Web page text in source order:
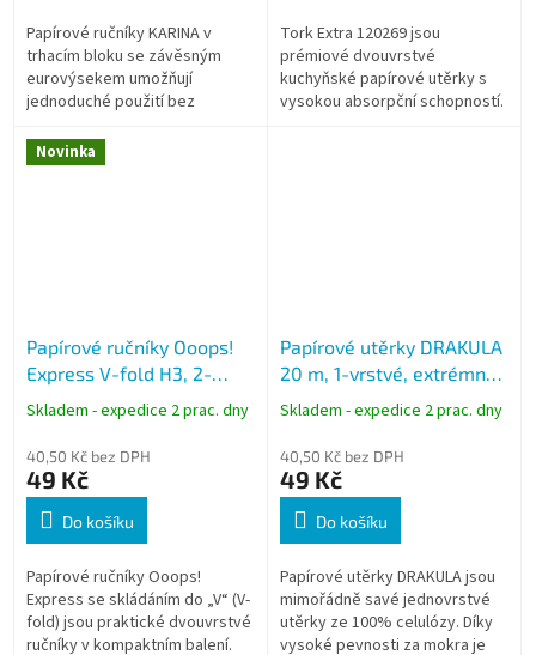
Papírové ručníky KARINA v
trhacím bloku se závěsným
eurovýsekem umožňují
jednoduché použití bez
utírání rukou i čištění
pracovních ploch v...
Tork Extra 120269 jsou
prémiové dvouvrstvé
kuchyňské papírové utěrky s
vysokou absorpční schopností.
Novinka
Papírové ručníky Ooops!
Express V-fold H3, 2-
vrstvé, 150 ks, bílé
Skladem - expedice 2 prac. dny
40,50 Kč bez DPH
49 Kč
Do košíku
Papírové ručníky Ooops!
Express se skládáním do „V“ (V-
fold) jsou praktické dvouvrstvé
ručníky v kompaktním balení.
Papírové utěrky DRAKULA
20 m, 1-vrstvé, extrémně
savé, 66 útržků, bez
Skladem - expedice 2 prac. dny
40,50 Kč bez DPH
49 Kč
Do košíku
Papírové utěrky DRAKULA jsou
mimořádně savé jednovrstvé
utěrky ze 100% celulózy. Díky
vysoké pevnosti za mokra je